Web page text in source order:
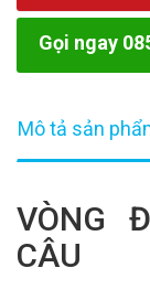
Gọi ngay
Mô tả sản
VÒNG
CÂU